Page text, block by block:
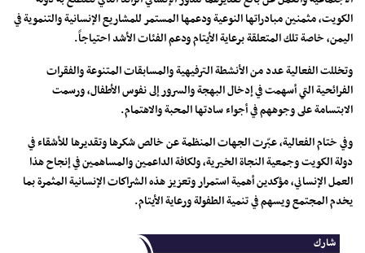
الكويت، مثمنين مبادراتها النوعية ودعمها المستمر للمشاريع الإنسانية والتنموية في
اليمن، خاصة تلك المتعلقة برعاية الأيتام ودعم الفئات الأشد احتياجاً.
وتخللت الفعالية عدد من الأنشطة الترفيهية والمسابقات المتنوعة والفقرات
الفرائحية التي أسهمت في إدخال البهجة والسرور إلى نفوس الأطفال، ورسمت
الابتسامة على وجوههم في أجواء سادتها المحبة والاهتمام.
وفي ختام الفعالية، عبّرت الجهات المنظمة عن خالص شكرها وتقديرها للأشقاء في
دولة الكويت وجمعية النجاة الخيرية، ولكافة الداعمين والمساهمين في إنجاح هذا
العمل الإنساني، مؤكدين أهمية استمرار وتعزيز هذه الشراكات الإنسانية المثمرة بما
يخدم المجتمع ويسهم في تنمية الطفولة ورعاية الأيتام.
شارك